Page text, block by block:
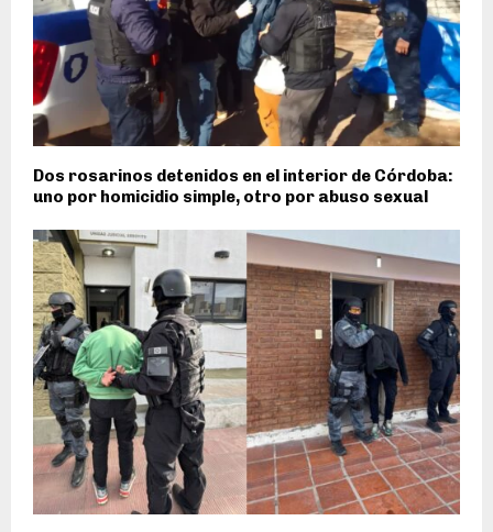
Dos rosarinos detenidos en el interior de Córdoba:
uno por homicidio simple, otro por abuso sexual